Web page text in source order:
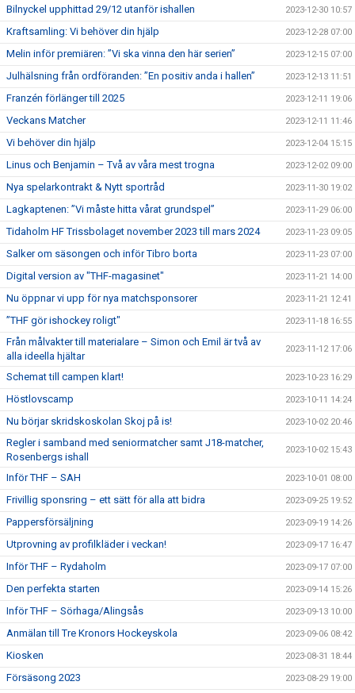
Bilnyckel upphittad 29/12 utanför ishallen 2023-12-30 10:57
Kraftsamling: Vi behöver din hjälp 2023-12-28 07:00
Melin inför premiären: ”Vi ska vinna den här serien” 2023-12-15 07:00
Julhälsning från ordföranden: ”En positiv anda i hallen” 2023-12-13 11:51
Franzén förlänger till 2025 2023-12-11 19:06
Veckans Matcher 2023-12-11 11:46
Vi behöver din hjälp 2023-12-04 15:15
Linus och Benjamin – Två av våra mest trogna 2023-12-02 09:00
Nya spelarkontrakt & Nytt sportråd 2023-11-30 19:02
Lagkaptenen: ”Vi måste hitta vårat grundspel” 2023-11-29 06:00
Tidaholm HF Trissbolaget november 2023 till mars 2024 2023-11-23 09:05
Salker om säsongen och inför Tibro borta 2023-11-23 07:00
Digital version av "THF-magasinet" 2023-11-21 14:00
Nu öppnar vi upp för nya matchsponsorer 2023-11-21 12:41
”THF gör ishockey roligt" 2023-11-18 16:55
Från målvakter till materialare – Simon och Emil är två av
alla ideella hjältar
2023-11-12 17:06
Schemat till campen klart! 2023-10-23 16:29
Höstlovscamp 2023-10-11 14:24
Nu börjar skridskoskolan Skoj på is! 2023-10-02 20:46
Regler i samband med seniormatcher samt J18-matcher,
Rosenbergs ishall
2023-10-02 15:43
Inför THF – SAH 2023-10-01 08:00
Frivillig sponsring – ett sätt för alla att bidra 2023-09-25 19:52
Pappersförsäljning 2023-09-19 14:26
Utprovning av profilkläder i veckan! 2023-09-17 16:47
Inför THF – Rydaholm 2023-09-17 07:00
Den perfekta starten 2023-09-14 15:26
Inför THF – Sörhaga/Alingsås 2023-09-13 10:00
Anmälan till Tre Kronors Hockeyskola 2023-09-06 08:42
Kiosken 2023-08-31 18:44
Försäsong 2023 2023-08-29 19:00